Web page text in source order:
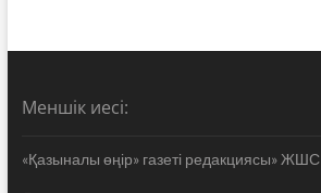
Меншік иесі:
«Қазыналы өңір» газеті редакциясы» ЖШС